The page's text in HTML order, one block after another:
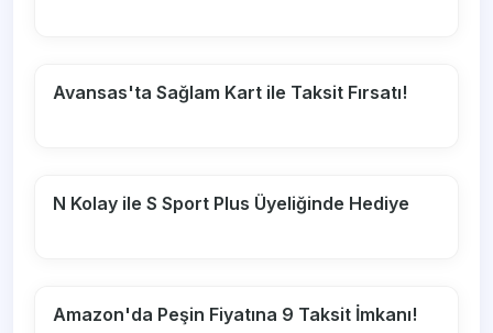
Avansas'ta Sağlam Kart ile Taksit Fırsatı!
N Kolay ile S Sport Plus Üyeliğinde Hediye
Amazon'da Peşin Fiyatına 9 Taksit İmkanı!